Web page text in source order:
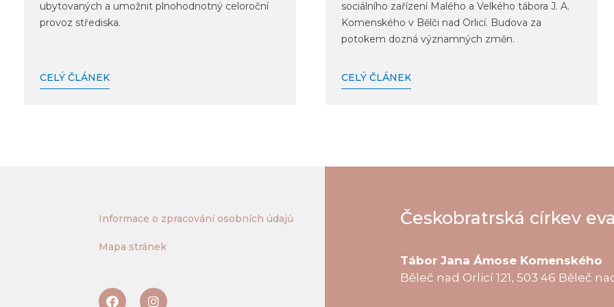
ubytovaných a umožnit plnohodnotný celoroční
provoz střediska.
CELÝ ČLÁNEK
sociálního zařízení Malého a Velkého tábora J. A.
Komenského v Bělči nad Orlicí. Budova za
potokem dozná významných změn.
CELÝ ČLÁNEK
Informace o zpracování osobních údajů
Mapa stránek
Českobratrská církev
Tábor Jana Ámose Komenského
Běleč nad Orlicí 121, 503 46 Běleč